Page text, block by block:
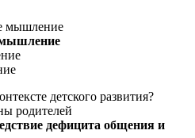
мышление
мышление
детского развития?
родителей
дефицита общения и